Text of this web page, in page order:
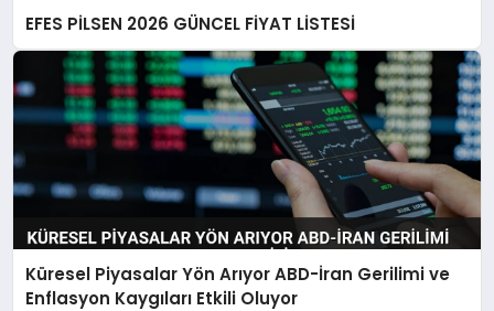
EFES PİLSEN 2026 GÜNCEL FİYAT LİSTESİ
Küresel Piyasalar Yön Arıyor ABD-İran Gerilimi ve
Enflasyon Kaygıları Etkili Oluyor